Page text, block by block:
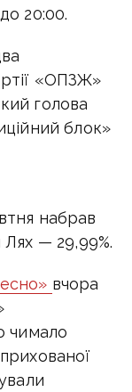
20:00.
«ОПЗЖ»
голова
блок»
набрав
Лях — 29,99%.
вчора
чимало